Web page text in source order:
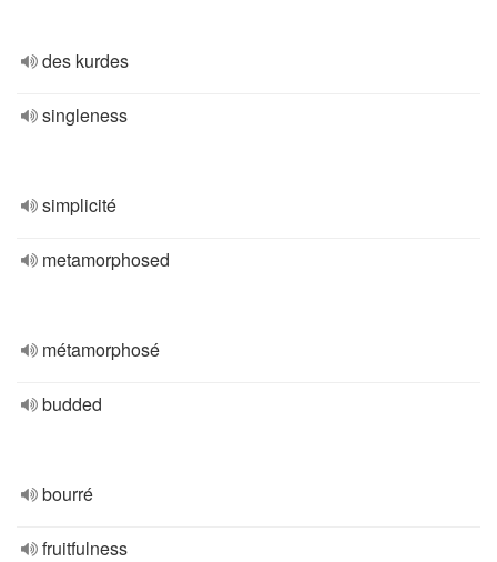
des kurdes
singleness
simplicité
metamorphosed
métamorphosé
budded
bourré
fruitfulness